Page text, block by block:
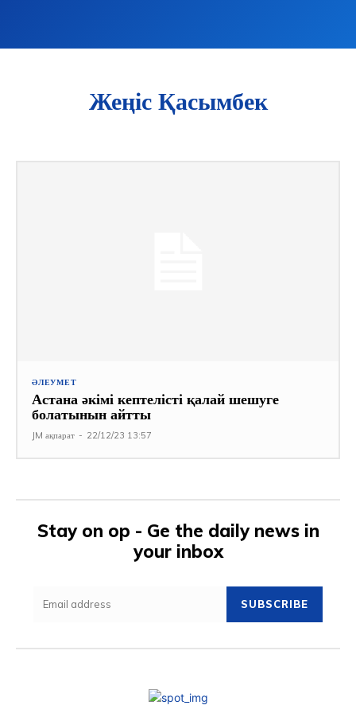
Жеңіс Қасымбек
ӘЛЕУМЕТ
Астана әкімі кептелісті қалай шешуге
болатынын айтты
JM ақпарат - 22/12/23 13:57
Stay on op - Ge the daily news in
your inbox
SUBSCRIBE